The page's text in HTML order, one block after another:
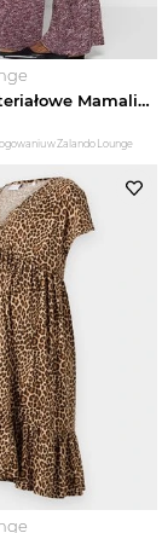
Spodnie materiałowe Mamalicious ciemnoliliowy
w Zalando Lounge